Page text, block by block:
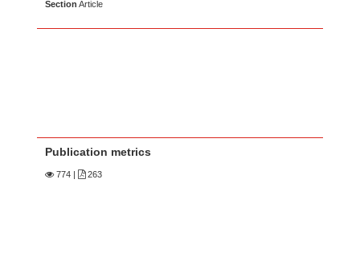
Section Article
Publication metrics
774 | 263